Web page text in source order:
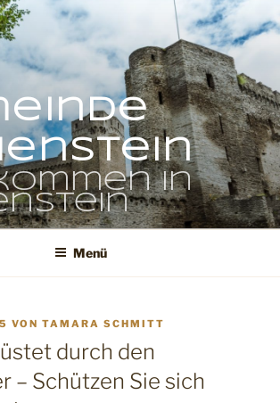
in
Menü
VONTAMARA SCHMITT
durch den
– Schützen Sie sich